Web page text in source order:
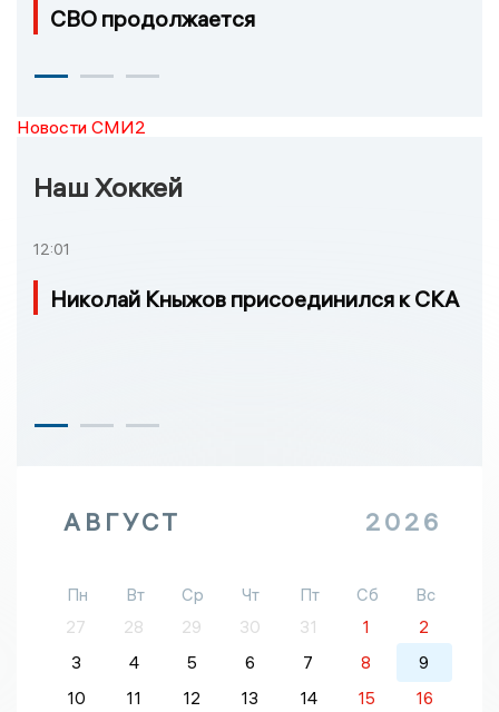
СВО продолжается
Новости СМИ2
Наш Хоккей
12:01
Николай Кныжов присоединился к СКА
АВГУСТ 2026
Пн Вт Ср Чт Пт Сб
Вс
27
28 29 30 31 1
2
3
4 5 6 7 8
9
10
11 12 13 14 15
16